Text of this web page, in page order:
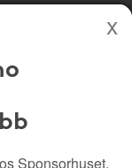
Sponsorhuset.